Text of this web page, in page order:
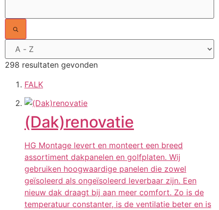
298 resultaten gevonden
FALK
(Dak)renovatie
HG Montage levert en monteert een breed
assortiment dakpanelen en golfplaten. Wij
gebruiken hoogwaardige panelen die zowel
geïsoleerd als ongeïsoleerd leverbaar zijn. Een
nieuw dak draagt bij aan meer comfort. Zo is de
temperatuur constanter, is de ventilatie beter en is